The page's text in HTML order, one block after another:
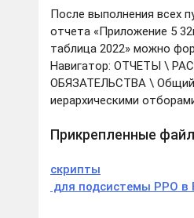
После выполнения всех
отчета «Приложение 5
таблица 2022» можно
Навигатор: ОТЧЕТЫ \
ОБЯЗАТЕЛЬСТВА \ Общий
иерархическими
Прикрепленные
скрипты
для подсистемы РРО